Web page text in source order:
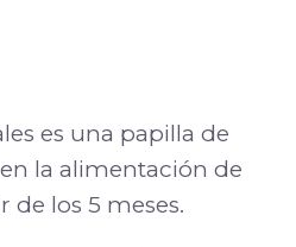
es una papilla de
la alimentación de
de los 5 meses.